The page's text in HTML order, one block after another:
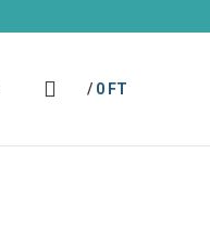
/ 0 FT